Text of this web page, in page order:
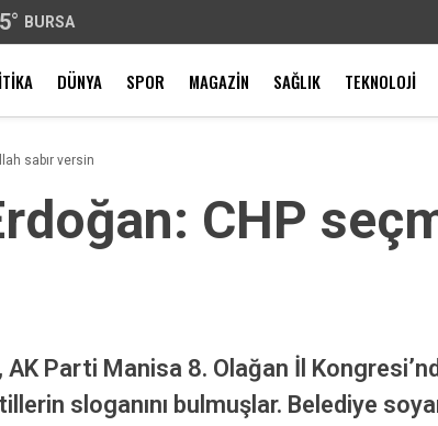
° BURSA
DÜNYA SPOR MAGAZIN SAĞLIK TEKNOLOJI
sabır versin
CHP
Parti Manisa 8. Olağan İl
sloganını bulmuşlar. Belediye